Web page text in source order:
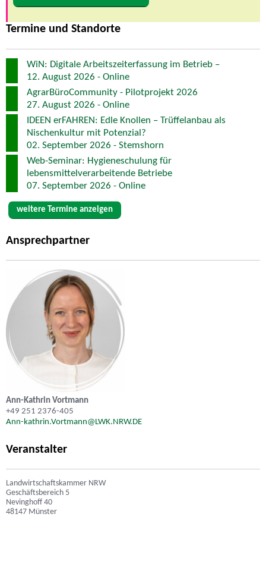
Termine und Standorte
WiN: Digitale Arbeitszeiterfassung im Betrieb –
12. August 2026 - Online
AgrarBüroCommunity - Pilotprojekt 2026
27. August 2026 - Online
IDEEN erFAHREN: Edle Knollen – Trüffelanbau als
Nischenkultur mit Potenzial?
02. September 2026 - Stemshorn
Web-Seminar: Hygieneschulung für
lebensmittelverarbeitende Betriebe
07. September 2026 - Online
weitere Termine anzeigen
Ansprechpartner
Ann-Kathrin Vortmann
+49 251 2376-405
Ann-kathrin.Vortmann@LWK.NRW.DE
Veranstalter
Landwirtschaftskammer NRW
Geschäftsbereich 5
Nevinghoff 40
48147 Münster